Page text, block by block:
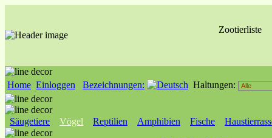
Zootierliste
Home Einloggen Bezeichnungen: Haltungen:
Säugetiere Vögel Reptilien Amphibien Fische